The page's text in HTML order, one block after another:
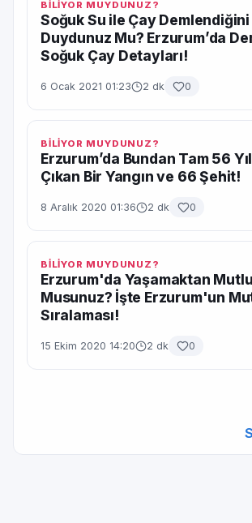
BİLİYOR MUYDUNUZ?
Soğuk Su ile Çay Demlendiğini
Duydunuz Mu? Erzurum’da
Soğuk Çay Detayları!
6 Ocak 2021 01:23 2 dk 0
BİLİYOR MUYDUNUZ?
Erzurum’da Bundan Tam 56
Çıkan Bir Yangın ve 66 Şehit!
8 Aralık 2020 01:36 2 dk 0
BİLİYOR MUYDUNUZ?
Erzurum'da Yaşamaktan Mutlu
Musunuz? İşte Erzurum'un
Sıralaması!
15 Ekim 2020 14:20 2 dk 0